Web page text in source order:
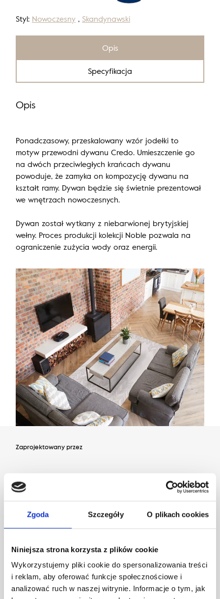
Zgoda Szczegóły O plikach cookies
Niniejsza strona korzysta z plików cookie
Wykorzystujemy pliki cookie do spersonalizowania treści
i reklam, aby oferować funkcje społecznościowe i
analizować ruch w naszej witrynie. Informacje o tym, jak
Styl: Nowoczesny , Skandynawski
Opis
Specyfikacja
Opis
Ponadczasowy, przeskalowany wzór jodełki to
motyw przewodni dywanu Credo. Umieszczenie go
na dwóch przeciwległych krańcach dywanu
powoduje, że zamyka on kompozycję dywanu na
kształt ramy. Dywan będzie się świetnie prezentował
we wnętrzach nowoczesnych.
Dywan został wytkany z niebarwionej brytyjskiej
wełny. Proces produkcji kolekcji Noble pozwala na
ograniczenie zużycia wody oraz energii.
Zaprojektowany przez
Dział Wzornictwa Agnelli